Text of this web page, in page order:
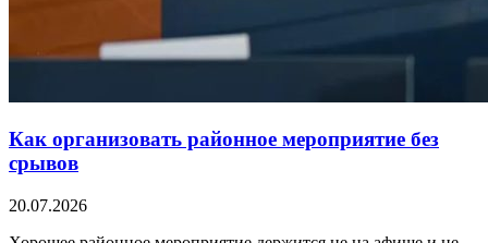
Как организовать районное мероприятие без
срывов
20.07.2026